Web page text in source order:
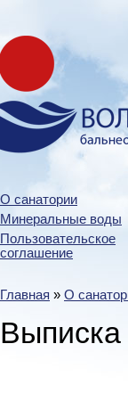
О санатории
Минеральные воды
Пользовательское
соглашение
Главная » О
Выписка